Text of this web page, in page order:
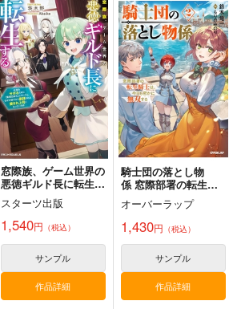
世界の沿岸砲台・マル
タ編Vol.3
芬蘭堂
2,500円（税込）
ドイツ
サンプル
作品詳細
大河ドラマ館の旅
PROJECT・A-7
1,100円（税込）
サンプル
作品詳細
窓際族、ゲーム世界の
悪徳ギルド長に転生す
る 仕事をサボるため
に「業務効率化」して
いたら、なぜか部下か
ら崇拝される愛され上
司になっていた件
スターツ出版
1,540円 （税込）
サンプル
作品詳細
騎士団の落とし物
係 窓際部署の転生騎
士は、今日も密かに無
双する 2
オーバーラップ
1,430円 （税込）
サンプル
作品詳細